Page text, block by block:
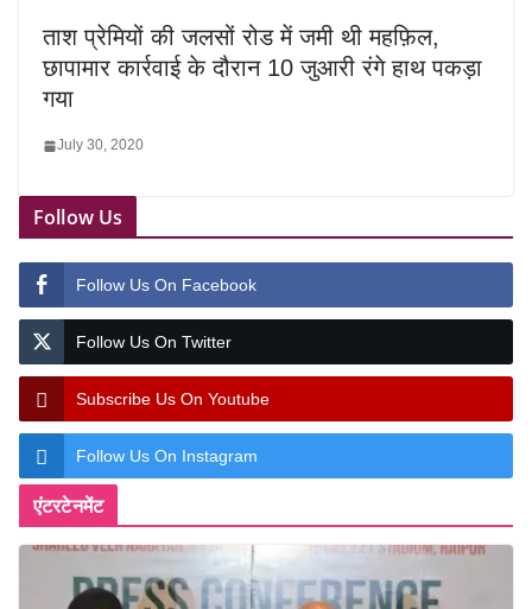
ताश प्रेमियों की जलसों रोड में जमी थी महफ़िल,
छापामार कार्रवाई के दौरान 10 जुआरी रंगे हाथ पकड़ा
गया
July 30, 2020
Follow Us
Follow Us On Facebook
Follow Us On Twitter
Subscribe Us On Youtube
Follow Us On Instagram
एंटरटेनमेंट